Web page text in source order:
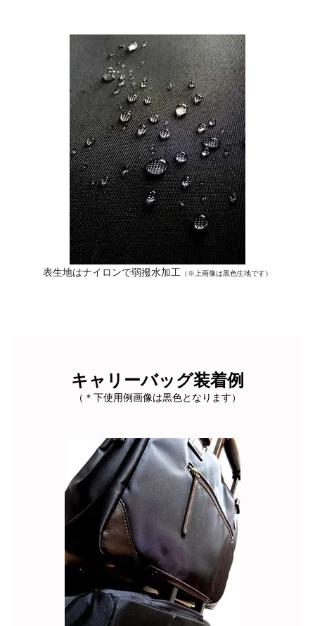
表生地はナイロンで弱撥水加工 （※上画像は黒色生地です）
キャリーバッグ装着例
（＊下使用例画像は黒色となります）